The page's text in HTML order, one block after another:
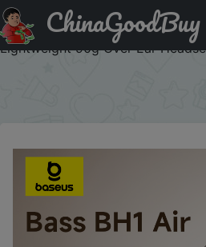
Код на скидку :AEBAUA Baseus
Headphones Bluetooth 6.0 ENC
Lightweight 90g Over Ear
ChinaGoodBuy